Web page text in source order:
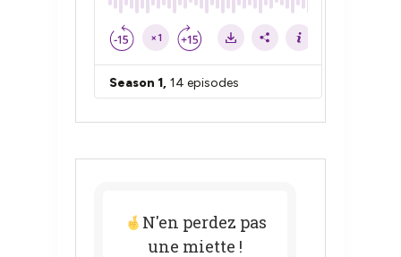
N'en perdez pas
une miette !